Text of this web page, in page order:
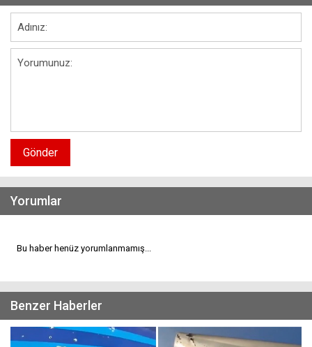
Gönder
Yorumlar
Bu haber henüz yorumlanmamış...
Benzer Haberler